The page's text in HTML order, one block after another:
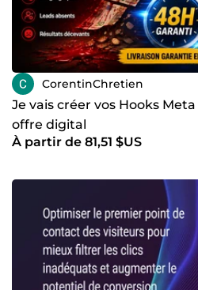
CorentinChretien
Je vais créer vos Hooks
offre digital
À partir de 81,51 $US